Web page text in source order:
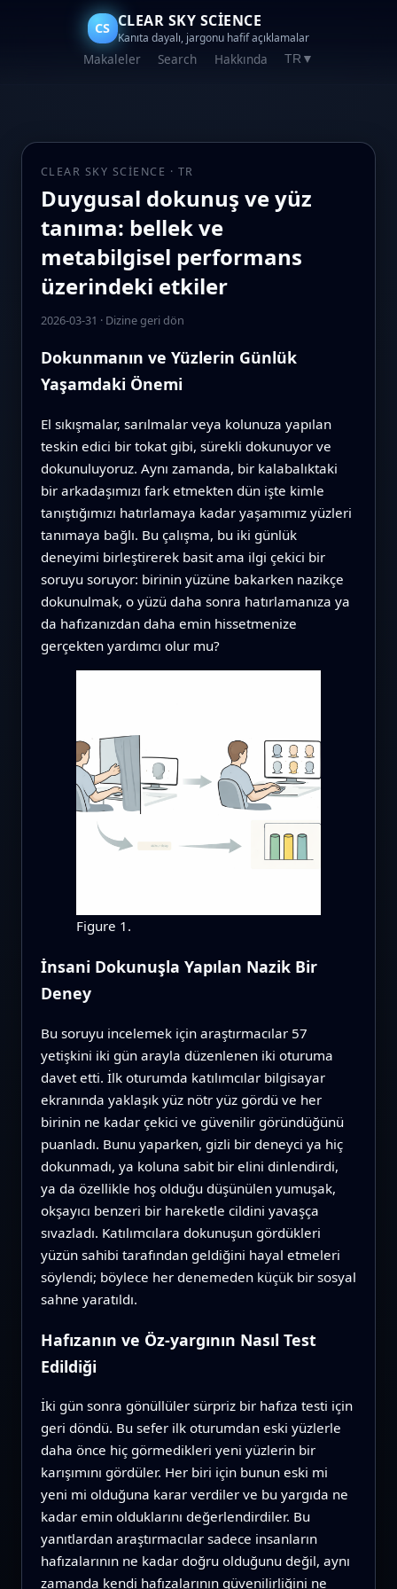
CS CLEAR SKY SCIENCE
Kanıta dayalı, jargonu hafif açıklamalar
Makaleler Search Hakkında TR ▼
CLEAR SKY SCIENCE · TR
Duygusal dokunuş ve yüz
tanıma: bellek ve
metabilgisel performans
üzerindeki etkiler
2026-03-31 · Dizine geri dön
Dokunmanın ve Yüzlerin Günlük
Yaşamdaki Önemi
El sıkışmalar, sarılmalar veya kolunuza yapılan
teskin edici bir tokat gibi, sürekli dokunuyor ve
dokunuluyoruz. Aynı zamanda, bir kalabalıktaki
bir arkadaşımızı fark etmekten dün işte kimle
tanıştığımızı hatırlamaya kadar yaşamımız yüzleri
tanımaya bağlı. Bu çalışma, bu iki günlük
deneyimi birleştirerek basit ama ilgi çekici bir
soruyu soruyor: birinin yüzüne bakarken nazikçe
dokunulmak, o yüzü daha sonra hatırlamanıza ya
da hafızanızdan daha emin hissetmenize
gerçekten yardımcı olur mu?
Figure 1.
İnsani Dokunuşla Yapılan Nazik Bir
Deney
Bu soruyu incelemek için araştırmacılar 57
yetişkini iki gün arayla düzenlenen iki oturuma
davet etti. İlk oturumda katılımcılar bilgisayar
ekranında yaklaşık yüz nötr yüz gördü ve her
birinin ne kadar çekici ve güvenilir göründüğünü
puanladı. Bunu yaparken, gizli bir deneyci ya hiç
dokunmadı, ya koluna sabit bir elini dinlendirdi,
ya da özellikle hoş olduğu düşünülen yumuşak,
okşayıcı benzeri bir hareketle cildini yavaşça
sıvazladı. Katılımcılara dokunuşun gördükleri
yüzün sahibi tarafından geldiğini hayal etmeleri
söylendi; böylece her denemeden küçük bir sosyal
sahne yaratıldı.
Hafızanın ve Öz-yargının Nasıl Test
Edildiği
İki gün sonra gönüllüler sürpriz bir hafıza testi için
geri döndü. Bu sefer ilk oturumdan eski yüzlerle
daha önce hiç görmedikleri yeni yüzlerin bir
karışımını gördüler. Her biri için bunun eski mi
yeni mi olduğuna karar verdiler ve bu yargıda ne
kadar emin olduklarını değerlendirdiler. Bu
yanıtlardan araştırmacılar sadece insanların
hafızalarının ne kadar doğru olduğunu değil, aynı
zamanda kendi hafızalarının güvenilirliğini ne